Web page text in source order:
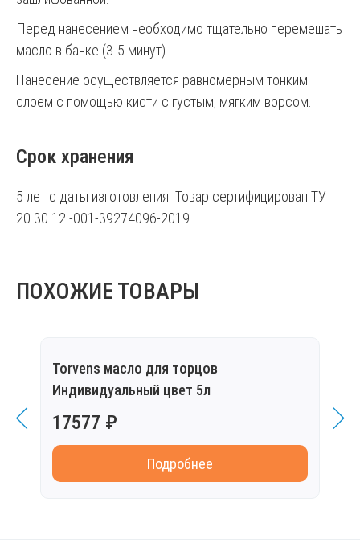
Перед нанесением необходимо тщательно перемешать
масло в банке (3-5 минут).
Нанесение осуществляется равномерным тонким
слоем с помощью кисти с густым, мягким ворсом.
Срок хранения
5 лет с даты изготовления. Товар сертифицирован ТУ
20.30.12.-001-39274096-2019
ПОХОЖИЕ ТОВАРЫ
Torvens масло для торцов
Индивидуальный цвет 5л
17577 ₽
Подробнее